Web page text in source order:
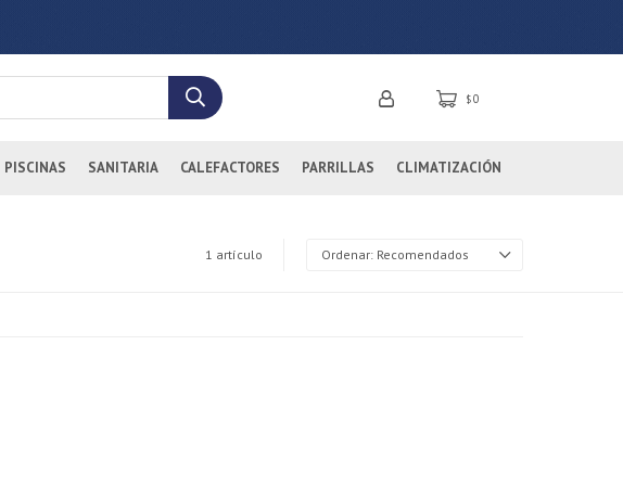
PISCINAS SANITARIA CALEFACTORES PARRILLAS CLIMATIZACIÓN
$0
1 artículo Recomendados